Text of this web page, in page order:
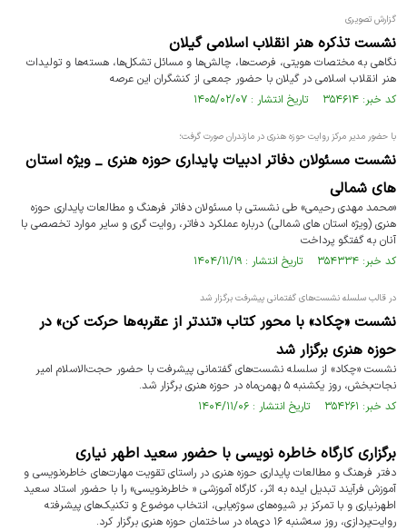
گزارش تصویری
نشست تذکره هنر انقلاب اسلامی گیلان
نگاهی به مختصات هویتی، فرصت‌ها، چالش‌ها و مسائل تشکل‌ها، هسته‌ها و تولیدات
هنر انقلاب اسلامی در گیلان با حضور جمعی از کنشگران این عرصه
کد خبر: ۳۵۴۶۱۴ تاریخ انتشار : ۱۴۰۵/۰۲/۰۷
با حضور مدیر مرکز روایت حوزه هنری در مازندران صورت گرفت؛
نشست مسئولان دفاتر ادبیات پایداری حوزه هنری _ ویژه استان
های شمالی
«محمد مهدی رحیمی» طی نشستی با مسئولان دفاتر فرهنگ و مطالعات پایداری حوزه
هنری (ویژه استان های شمالی) درباره عملکرد دفاتر، روایت گری و سایر موارد تخصصی با
آنان به گفتگو پرداخت
کد خبر: ۳۵۴۳۳۴ تاریخ انتشار : ۱۴۰۴/۱۱/۱۹
در قالب سلسله نشست‌های گفتمانی پیشرفت برگزار شد
نشست «چکاد» با محور کتاب «تندتر از عقربه‌ها حرکت کن» در
حوزه هنری برگزار شد
نشست «چکاد» از سلسله نشست‌های گفتمانی پیشرفت با حضور حجت‌الاسلام امیر
نجات‌بخش، روز یکشنبه ۵ بهمن‌ماه در حوزه هنری برگزار شد.
کد خبر: ۳۵۴۲۶۱ تاریخ انتشار : ۱۴۰۴/۱۱/۰۶
برگزاری کارگاه خاطره نویسی با حضور سعید اطهر نیاری
دفتر فرهنگ و مطالعات پایداری حوزه هنری در راستای تقویت مهارت‌های خاطره‌نویسی و
آموزش فرآیند تبدیل ایده به اثر، کارگاه آموزشی « خاطره‌نویسی» را با حضور استاد سعید
اطهرنیاری و با تمرکز بر شیوه‌های سوژه‌یابی، انتخاب موضوع و تکنیک‌های پیشرفته
روایت‌پردازی، روز سه‌شنبه ۱۶ دی‌ماه در ساختمان حوزه هنری برگزار کرد.